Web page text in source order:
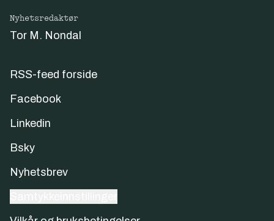
Nyhetsredaktør
Tor M. Nondal
RSS-feed forside
Facebook
Linkedin
Bsky
Nyhetsbrev